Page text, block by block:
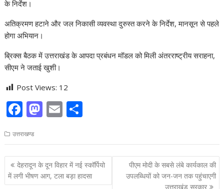
के निर्देश।
अतिक्रमण हटाने और जल निकासी व्यवस्था दुरुस्त करने के निर्देश, मानसून से पहले
होगा अभियान।
ब्रिक्स बैठक में उत्तराखंड के आपदा प्रबंधन मॉडल को मिली अंतरराष्ट्रीय सराहना,
सीएम ने जताई खुशी।
Post Views: 12
F
e
b
o
M
to
d
o
E
ai
l
ar
e
उत्तराखण्ड
Post
navigation
देहरादून के दून विहार में नई स्कॉर्पियो
में लगी भीषण आग, टला बड़ा हादसा
पीएम मोदी के सबसे लंबे कार्यकाल की
उपलब्धियों को जन-जन तक पहुंचाएगी
उत्तराखंड सरकार